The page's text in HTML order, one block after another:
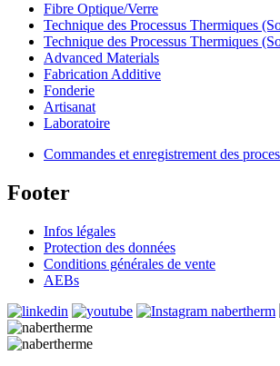
Fibre Optique/Verre
Technique des Processus Thermiques
Technique des Processus Thermiques
Advanced Materials
Fabrication Additive
Fonderie
Artisanat
Laboratoire
Commandes et enregistrement des
Footer
Infos légales
Protection des données
Conditions générales de vente
AEBs